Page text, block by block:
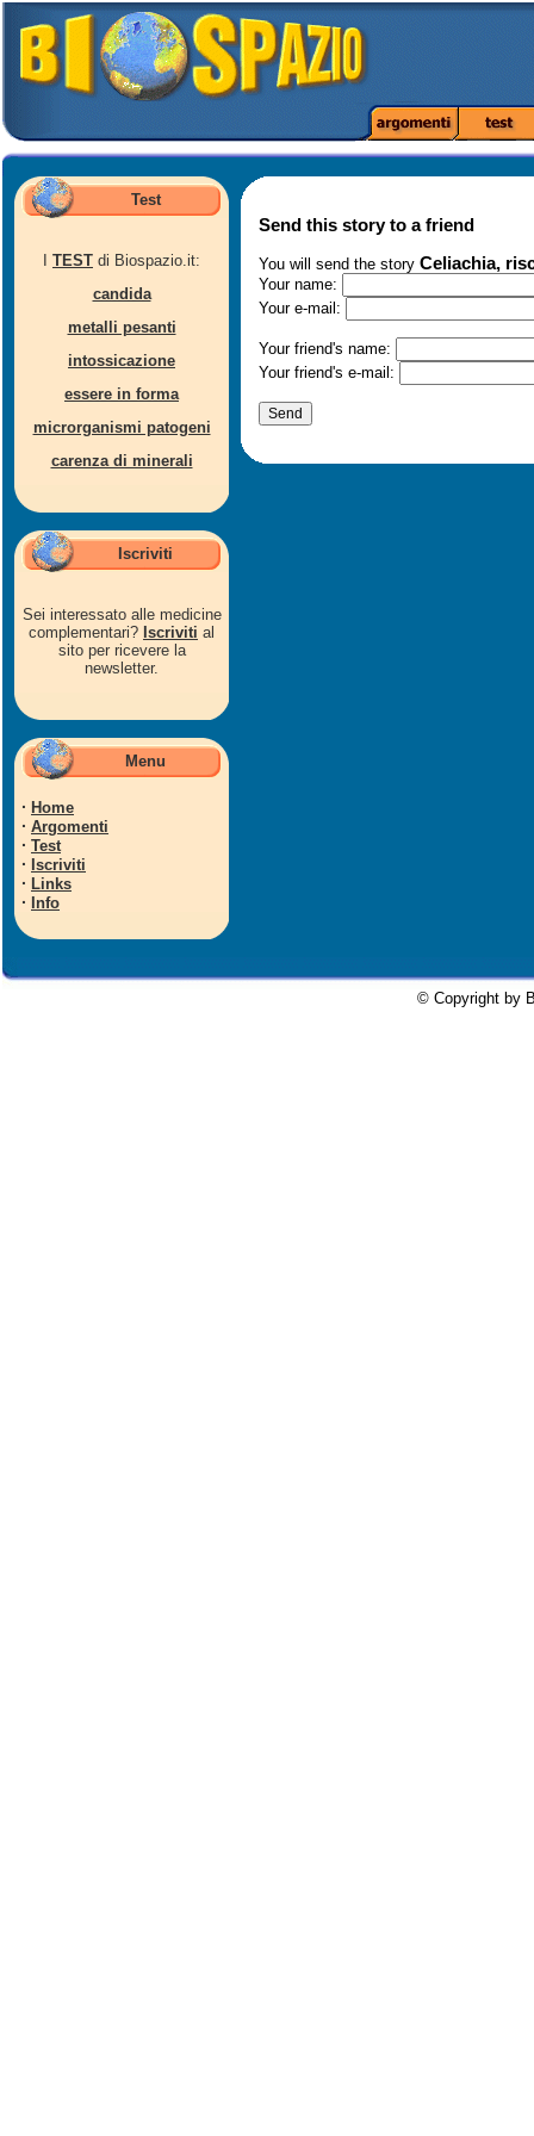
Test
TEST di Biospazio.it:
candida
metalli pesanti
intossicazione
essere in forma
microrganismi patogeni
carenza di minerali
Iscriviti
Sei interessato alle medicine
complementari? Iscriviti al
sito per ricevere la
newsletter.
Menu
· Home
· Argomenti
· Test
· Iscriviti
· Links
· Info
Send this story to a friend
You will send the story Celiachia,
Your name:
Your e-mail:
Your friend's name:
Your friend's e-mail:
© Copyright by